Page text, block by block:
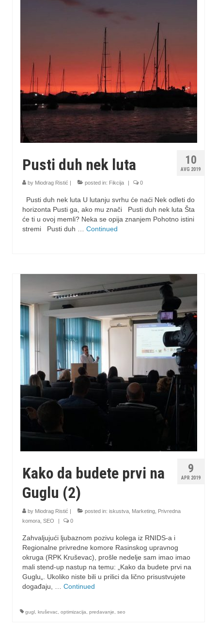
10
AVG 2019
Pusti duh nek luta
by Miodrag Ristić posted in: Fikcija 0
Pusti duh nek luta U lutanju svrhu će naći Nek odleti do
horizonta Pusti ga, ako mu znači Pusti duh nek luta Šta
će ti u ovoj memli? Neka se opija znanjem Pohotno istini
stremi Pusti duh … Continued
9
APR 2019
Kako da budete prvi na
Guglu (2)
by Miodrag Ristić | posted in: iskustva Marketing Privredna
komora SEO | 0
Zahvaljujući ljubaznom pozivu kolega iz RNIDS-a i
Regionalne privredne komore Rasinskog upravnog
okruga (RPK Kruševac), prošle nedelje sam imao imao
mali stend-up nastup na temu: „Kako da budete prvi na
Guglu„. Ukoliko niste bili u prilici da lično prisustvujete
događaju, … Continued
gugl kruševac optimizacija predavanje seo